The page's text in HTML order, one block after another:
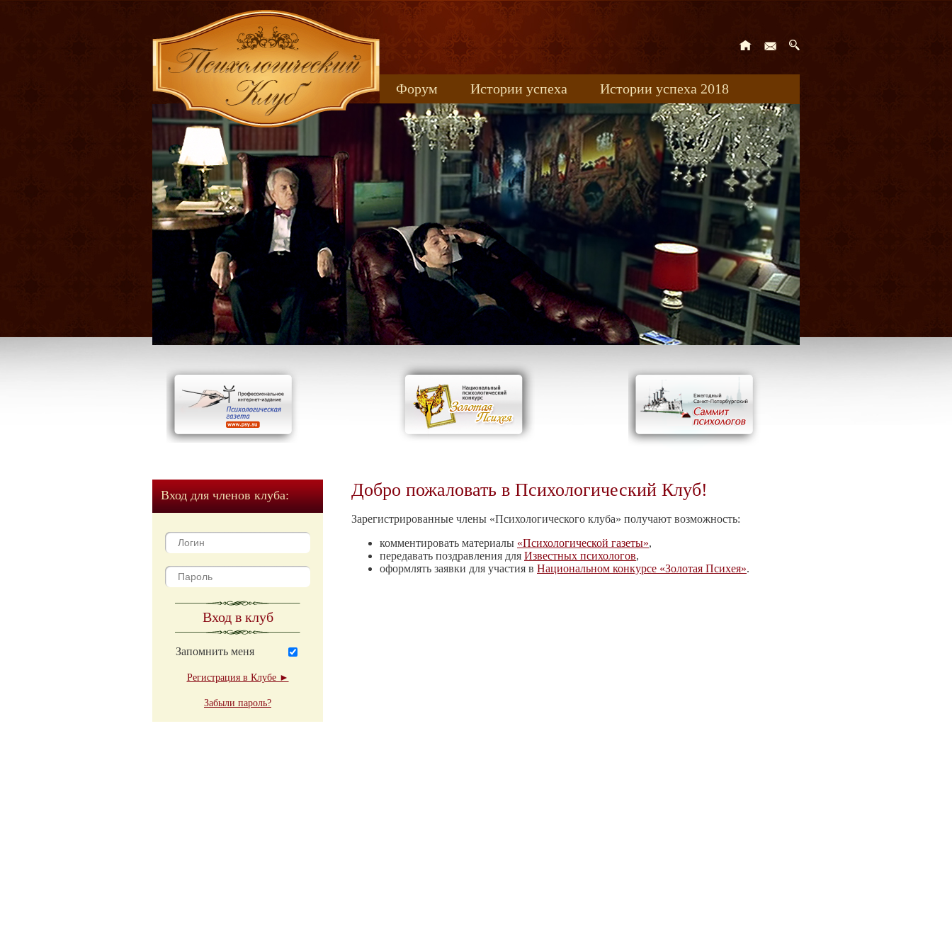
Форум Истории успеха
Истории успеха 2018
Книжные новинки
uspeh_2017
Вход для членов клуба:
Вход в клуб
Запомнить меня
Регистрация в Клубе ►
Забыли пароль?
Добро пожаловать в Психологический Клуб!
Зарегистрированные члены «Психологического клуба» получают возможность:
комментировать материалы «Психологической газеты»,
передавать поздравления для Известных психологов,
оформлять заявки для участия в Национальном конкурсе «Золотая Психея».